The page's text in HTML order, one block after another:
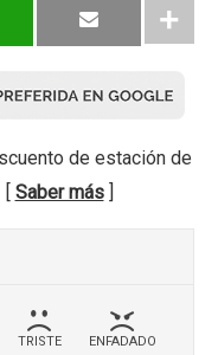
de estación de
[ Saber más]
TRISTE
ENFADADO